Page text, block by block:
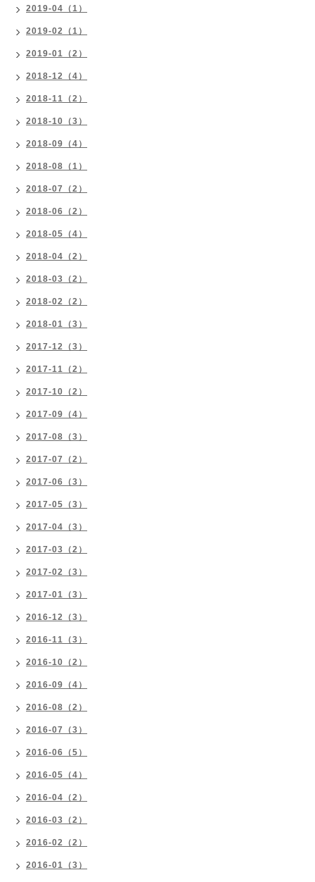
2019-04（1）
2019-02（1）
2019-01（2）
2018-12（4）
2018-11（2）
2018-10（3）
2018-09（4）
2018-08（1）
2018-07（2）
2018-06（2）
2018-05（4）
2018-04（2）
2018-03（2）
2018-02（2）
2018-01（3）
2017-12（3）
2017-11（2）
2017-10（2）
2017-09（4）
2017-08（3）
2017-07（2）
2017-06（3）
2017-05（3）
2017-04（3）
2017-03（2）
2017-02（3）
2017-01（3）
2016-12（3）
2016-11（3）
2016-10（2）
2016-09（4）
2016-08（2）
2016-07（3）
2016-06（5）
2016-05（4）
2016-04（2）
2016-03（2）
2016-02（2）
2016-01（3）